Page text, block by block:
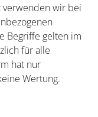
verwenden wir bei
Begriffe gelten im
für alle
hat nur
Wertung.